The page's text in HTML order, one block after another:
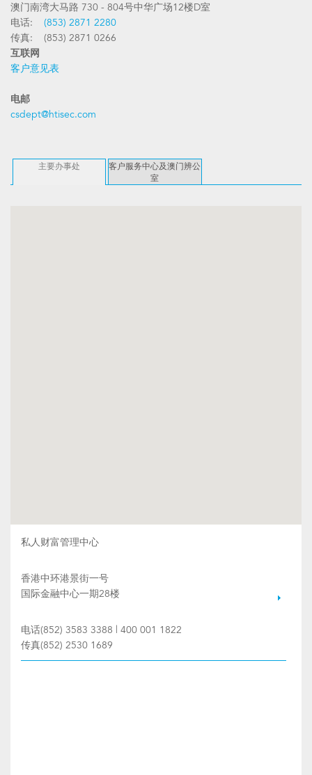
澳门南湾大马路 730 - 804号中华广场12楼D室
电话: (853) 2871 2280
传真: (853) 2871 0266
互联网
客户意见表
电邮
csdept@htisec.com
主要办事处
客户服务中心及澳门辨公
室
私人财富管理中心
香港中环港景街一号
国际金融中心一期28楼
电话(852) 3583 3388 | 400 001 1822
传真(852) 2530 1689